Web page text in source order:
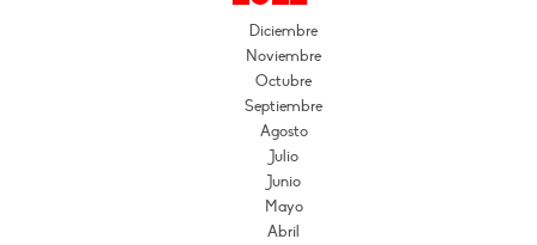
Diciembre
Noviembre
Octubre
Septiembre
Agosto
Julio
Junio
Mayo
Abril